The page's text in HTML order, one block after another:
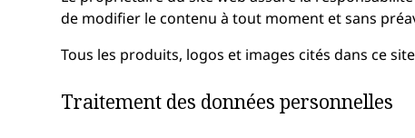
de modifier le contenu à tout moment et sans
Tous les produits, logos et images cités dans ce
Traitement des données personnelles